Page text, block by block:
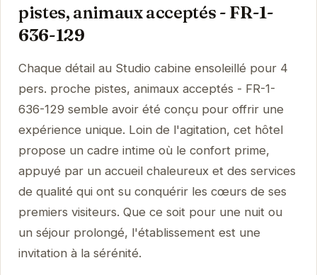
pistes, animaux acceptés - FR-1-
636-129
Chaque détail au Studio cabine ensoleillé pour 4
pers. proche pistes, animaux acceptés - FR-1-
636-129 semble avoir été conçu pour offrir une
expérience unique. Loin de l'agitation, cet hôtel
propose un cadre intime où le confort prime,
appuyé par un accueil chaleureux et des services
de qualité qui ont su conquérir les cœurs de ses
premiers visiteurs. Que ce soit pour une nuit ou
un séjour prolongé, l'établissement est une
invitation à la sérénité.